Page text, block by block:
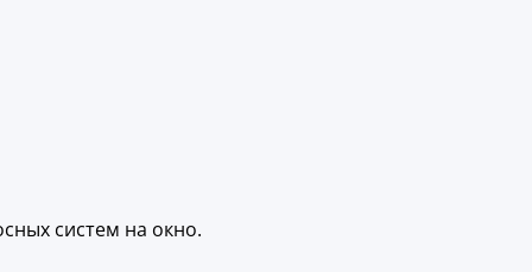
систем на окно.